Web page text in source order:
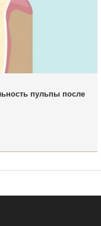
пульпы после